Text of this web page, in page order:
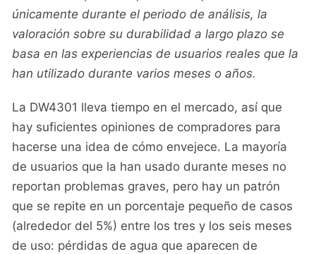
únicamente durante el periodo de análisis, la
valoración sobre su durabilidad a largo plazo se
basa en las experiencias de usuarios reales que la
han utilizado durante varios meses o años.
La DW4301 lleva tiempo en el mercado, así que
hay suficientes opiniones de compradores para
hacerse una idea de cómo envejece. La mayoría
de usuarios que la han usado durante meses no
reportan problemas graves, pero hay un patrón
que se repite en un porcentaje pequeño de casos
(alrededor del 5%) entre los tres y los seis meses
de uso: pérdidas de agua que aparecen de